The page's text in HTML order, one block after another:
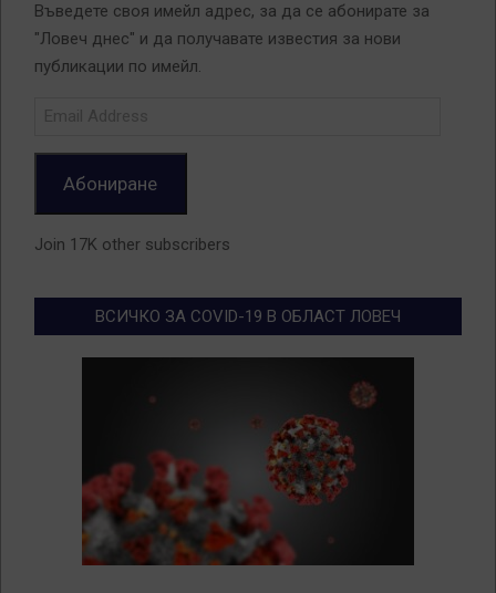
Въведете своя имейл адрес, за да се абонирате за
"Ловеч днес" и да получавате известия за нови
публикации по имейл.
Абониране
Join 17K other subscribers
ВСИЧКО ЗА COVID-19 В ОБЛАСТ ЛОВЕЧ